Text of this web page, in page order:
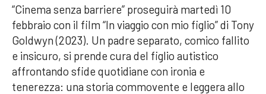
“Cinema senza barriere” proseguirà martedì 10
febbraio con il film “In viaggio con mio figlio” di Tony
Goldwyn (2023). Un padre separato, comico fallito
e insicuro, si prende cura del figlio autistico
affrontando sfide quotidiane con ironia e
tenerezza: una storia commovente e leggera allo